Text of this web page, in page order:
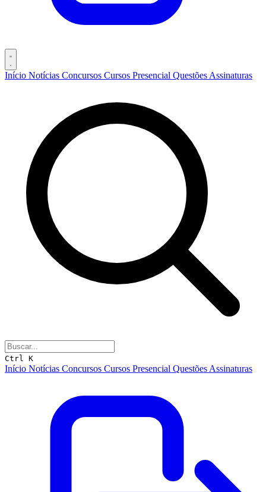
Início Notícias Concursos Cursos Presencial Questões Assinaturas
Ctrl K
Início Notícias Concursos Cursos Presencial Questões Assinaturas